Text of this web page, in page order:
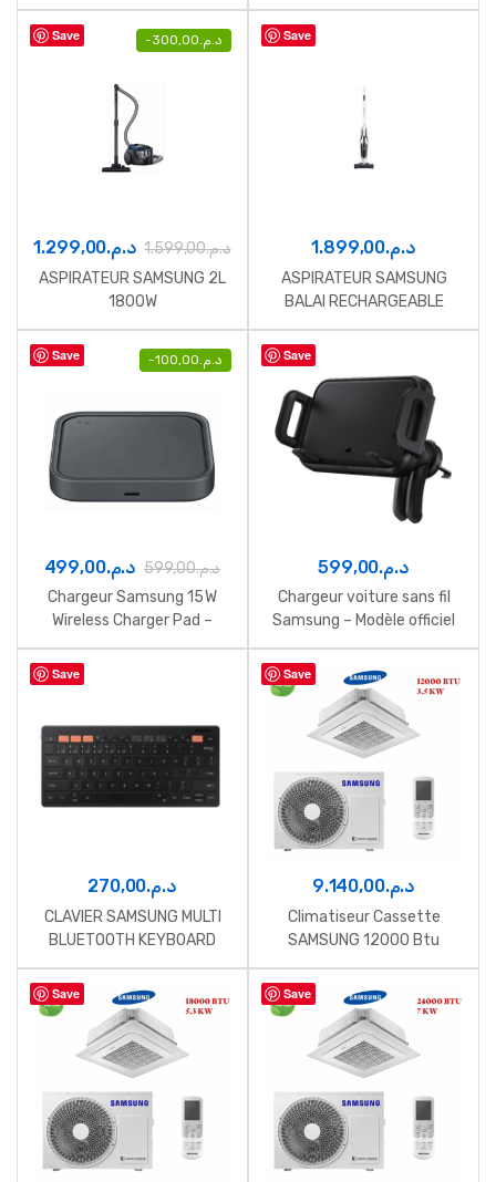
Save - د.م.300,00
د.م.1.299,00 د.م.1.599,00
ASPIRATEUR SAMSUNG 2L
1800W
Save
د.م.1.899,00
ASPIRATEUR SAMSUNG
BALAI RECHARGEABLE
Save - د.م. 100,00
د.م.499,00 د.م.599,00
Chargeur Samsung 15 W
Wireless Charger Pad –
Version simple
Save
د.م.599,00
Chargeur voiture sans fil
Samsung – Modèle officiel
Save
د.م.270,00
CLAVIER SAMSUNG MULTI
BLUETOOTH KEYBOARD
Save
د.م.9.140,00
Climatiseur Cassette
SAMSUNG 12000 Btu
Inverter 3.5 Kw
Save Save